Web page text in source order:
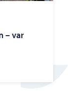
– var